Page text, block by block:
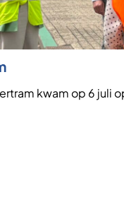
kwam op 6